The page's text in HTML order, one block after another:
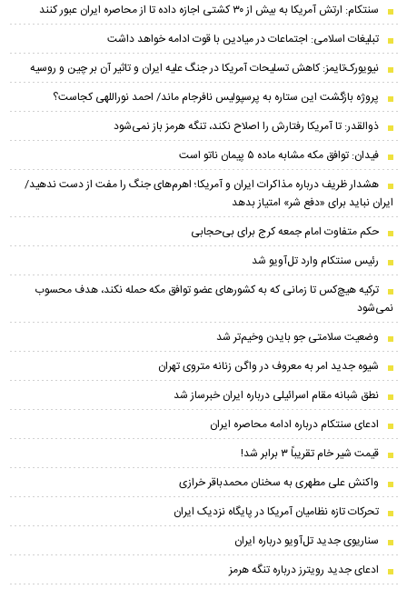
سنتکام: ارتش آمریکا به بیش از ۳۰ کشتی اجازه داده تا از محاصره ایران عبور کنند
تبلیغات اسلامی: اجتماعات در میادین با قوت ادامه خواهد داشت
نیویورک‌تایمز: کاهش تسلیحات آمریکا در جنگ علیه ایران و تاثیر آن بر چین و روسیه
پروژه بازگشت این ستاره به پرسپولیس نافرجام ماند/ احمد نوراللهی کجاست؟
ذوالقدر: تا آمریکا رفتارش را اصلاح نکند، تنگه هرمز باز نمی‌شود
فیدان: توافق مکه مشابه ماده ۵ پیمان ناتو است
هشدار ظریف درباره مذاکرات ایران و آمریکا؛ اهرم‌های جنگ را مفت از دست ندهید/
ایران نباید برای «دفع شر» امتیاز بدهد
حکم متفاوت امام جمعه کرج برای بی‌حجابی
رئیس سنتکام وارد تل‌آویو شد
ترکیه هیچ‌کس تا زمانی که به کشورهای عضو توافق مکه حمله نکند، هدف محسوب
نمی‌شود
وضعیت سلامتی جو بایدن وخیم‌تر شد
شیوه جدید امر به معروف در واگن زنانه متروی تهران
نطق شبانه مقام اسرائیلی درباره ایران خبرساز شد
ادعای سنتکام درباره ادامه محاصره ایران
قیمت شیر خام تقریباً ۳ برابر شد!
واکنش علی مطهری به سخنان محمدباقر خرازی
تحرکات تازه نظامیان آمریکا در پایگاه نزدیک ایران
سناریوی جدید تل‌آویو درباره ایران
ادعای جدید رویترز درباره تنگه هرمز